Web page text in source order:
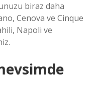
biraz daha
Cenova ve Cinque
Napoli ve